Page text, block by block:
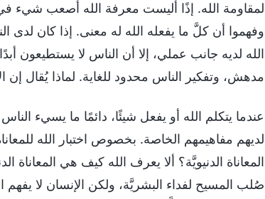
لمقاومة الله. إذًا أليست معرفة الله أصعب شيء في
وفهموا أن كلَّ ما يفعله الله له معنى. إذا كان لدى
الله لديه جانب عملي، إلا أن الناس لا يستطيعون
مدهش، وتفكير الناس محدود للغاية. لماذا يُقال إن
عندما يتكلم الله أو يفعل شيئًا، دائمًا ما يسيء
لديهم مفاهيمهم الخاصة. بخصوص اختبار الله
المعاناة الدنيويَّة؟ ألا يعرف الله كيف هي
صُلب المسيح لفداء البشريَّة، ولكن الإنسان لا يفهم